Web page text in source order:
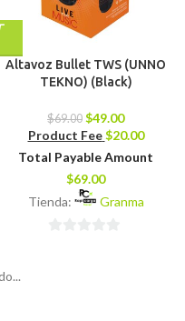
Altavoz Bullet TWS (UNNO
TEKNO) (Black)
$69.00 $49.00
Product Fee $20.00
Total Payable Amount
$69.00
Tienda:
Granma
-29%